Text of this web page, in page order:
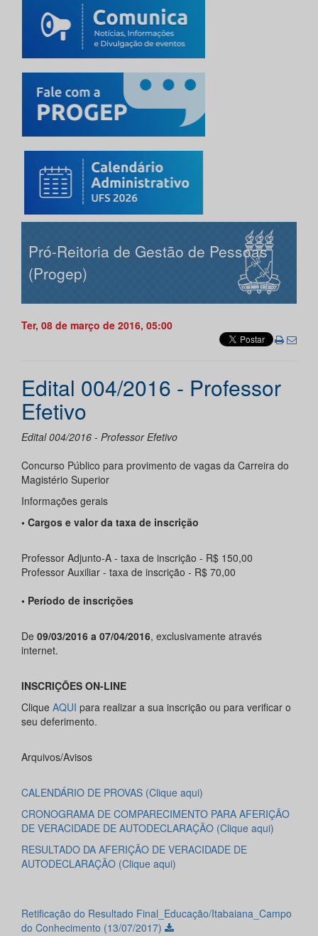
Pró-Reitoria de Gestão de Pessoas
(Progep)
Ter, 08 de março de 2016, 05:00
Edital 004/2016 - Professor
Efetivo
Edital 004/2016 - Professor Efetivo
Concurso Público para provimento de vagas da Carreira do
Magistério Superior
Informações gerais
• Cargos e valor da taxa de inscrição
Professor Adjunto-A - taxa de inscrição - R$ 150,00
Professor Auxiliar - taxa de inscrição - R$ 70,00
• Período de inscrições
De 09/03/2016 a 07/04/2016, exclusivamente através
internet.
INSCRIÇÕES ON-LINE
Clique AQUI para realizar a sua inscrição ou para verificar o
seu deferimento.
Arquivos/Avisos
CALENDÁRIO DE PROVAS (Clique aqui)
CRONOGRAMA DE COMPARECIMENTO PARA AFERIÇÃO
DE VERACIDADE DE AUTODECLARAÇÃO (Clique aqui)
RESULTADO DA AFERIÇÃO DE VERACIDADE DE
AUTODECLARAÇÃO (Clique aqui)
Retificação do Resultado Final_Educação/Itabaiana_Campo
do Conhecimento (13/07/2017)